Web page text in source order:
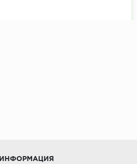
ИНФОРМАЦИЯ